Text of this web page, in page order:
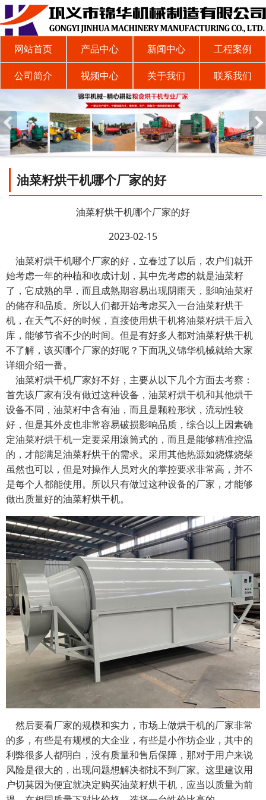
网站首页 产品中心 新闻中心 工程案例
公司简介 视频中心 关于我们 联系我们
油菜籽烘干机哪个厂家的好
油菜籽烘干机哪个厂家的好
2023-02-15
油菜籽烘干机哪个厂家的好，立春过了以后，农户们就开
始考虑一年的种植和收成计划，其中先考虑的就是油菜籽
了，它成熟的早，而且成熟期容易出现阴雨天，影响油菜籽
的储存和品质。所以人们都开始考虑买入一台油菜籽烘干
机，在天气不好的时候，直接使用烘干机将油菜籽烘干后入
库，能够节省不少的时间。但是有好多人都对油菜籽烘干机
不了解，该买哪个厂家的好呢？下面巩义锦华机械就给大家
详细介绍一番。
油菜籽烘干机厂家好不好，主要从以下几个方面去考察：
首先该厂家有没有做过这种设备，油菜籽烘干机和其他烘干
设备不同，油菜籽中含有油，而且是颗粒形状，流动性较
好，但是其外皮也非常容易破损影响品质，综合以上因素确
定油菜籽烘干机一定要采用滚筒式的，而且是能够精准控温
的，才能满足油菜籽烘干的需求。采用其他热源如烧煤烧柴
虽然也可以，但是对操作人员对火的掌控要求非常高，并不
是每个人都能使用。所以只有做过这种设备的厂家，才能够
做出质量好的油菜籽烘干机。
然后要看厂家的规模和实力，市场上做烘干机的厂家非常
的多，有些是有规模的大企业，有些是小作坊企业，其中的
利弊很多人都明白，没有质量和售后保障，那对于用户来说
风险是很大的，出现问题想解决都找不到厂家。这里建议用
户切莫因为便宜就决定购买油菜籽烘干机，应当以质量为前